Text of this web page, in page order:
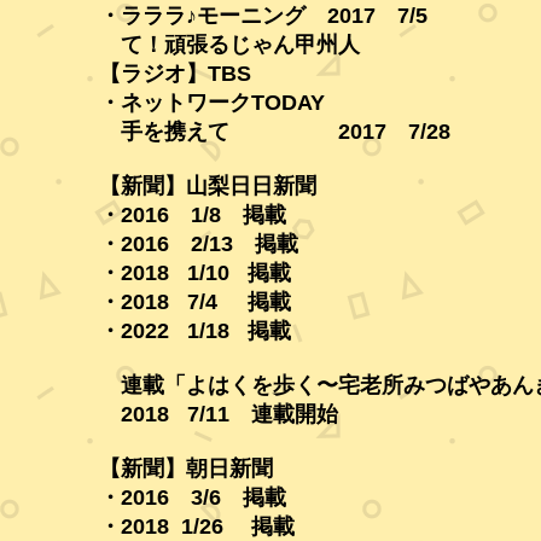
・ラララ♪モーニング 2017 7/5
て！頑張るじゃん甲州人
【ラジオ】TBS
・ネットワークTODAY
手を携えて 2017 7/28
【新聞】山梨日日新聞
・2016 1/8 掲載
・2016 2/13 掲載
・2018 1/10 掲載
・2018 7/4 掲載
・2022 1/18 掲載
連載「よはくを歩く〜宅老所みつばやあん
2018 7/11 連載開始
【新聞】朝日新聞
・2016 3/6 掲載
・2018 1/26 掲載